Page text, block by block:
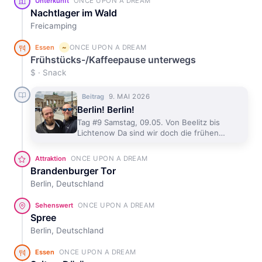
Nachtlager im Wald
Frei­camping
Essen ~ ONCE UPON A DREAM
Frühstücks-/Kaffeepause unterwegs
$ · Snack
Beitrag 9. MAI 2026
Berlin! Berlin!
Tag #9 Samstag, 09.05. Von Beelitz bis
Lichtenow Da sind wir doch die frühen
Okay ein Autofahrer sieht etwas verdutzt
Attraktion ONCE UPON A DREAM
Brandenburger Tor
Berlin, Deutschland
Sehenswert ONCE UPON A DREAM
Spree
Berlin, Deutschland
Essen ONCE UPON A DREAM